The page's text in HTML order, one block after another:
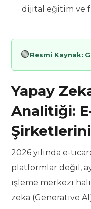
dijital eğitim ve
🟢Resmi Kaynak:
Yapay
Analitiği:
2026 yılında e-
platformlar değil,
işleme merkezi
zeka (Generative